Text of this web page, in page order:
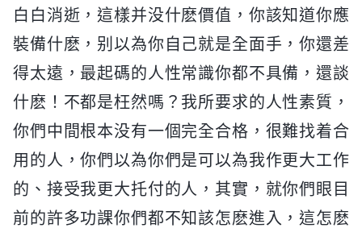
白白消逝，這樣并没什麽價值，你該知道你應
裝備什麽，别以為你自己就是全面手，你還差
得太遠，最起碼的人性常識你都不具備，還談
什麽！不都是枉然嗎？我所要求的人性素質，
你們中間根本没有一個完全合格，很難找着合
用的人，你們以為你們是可以為我作更大工作
的、接受我更大托付的人，其實，就你們眼目
前的許多功課你們都不知該怎麽進入，這怎麽